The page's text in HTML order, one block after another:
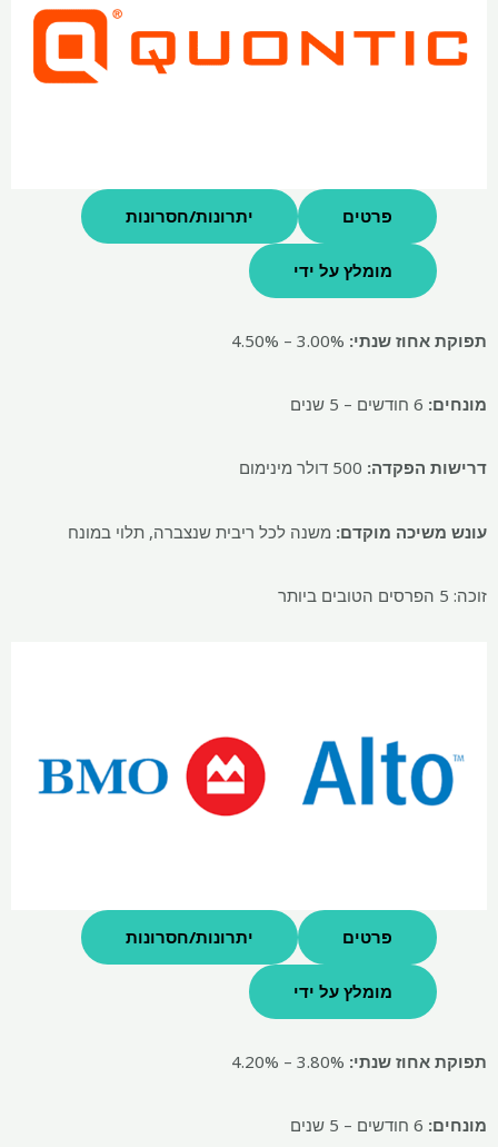
פרטים יתרונות/חסרונות
מומלץ על ידי
תפוקת אחוז שנתי: 3.00% – 4.50%
מונחים: 6 חודשים – 5 שנים
דרישות הפקדה:
עונש משיכה מוקדם: משנה לכל ריבית שנצברה, תלוי במונח
זוכה: 5 הפרסים הטובים ביותר
פרטים יתרונות/חסרונות
מומלץ על ידי
תפוקת אחוז שנתי:
מונחים: 6 חודשים – 5 שנים